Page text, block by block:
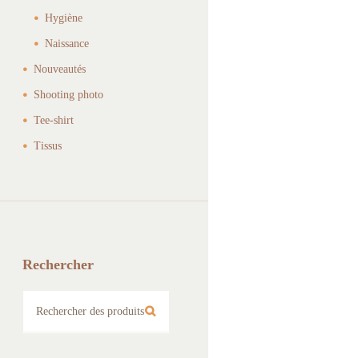
Hygiène
Naissance
Nouveautés
Shooting photo
Tee-shirt
Tissus
Rechercher